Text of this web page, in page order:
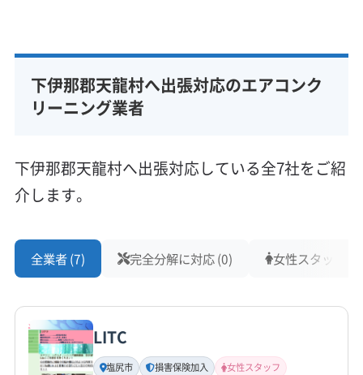
下伊那郡天龍村へ出張対応のエアコンク
リーニング業者
下伊那郡天龍村へ出張対応している全7社をご紹
介します。
全業者 (7) 完全分解に対応 (0) 女性スタッフ在
LITC
塩尻市 損害保険加入 女性スタッフ